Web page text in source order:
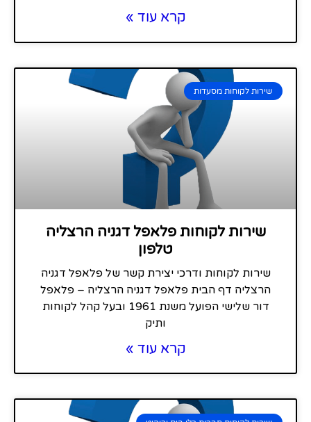
קרא עוד »
שירות לקוחות מסעדות
שירות לקוחות פלאפל דגניה הרצליה
טלפון
שירות לקוחות ודרכי יצירת קשר של פלאפל דגניה
הרצליה דף הבית פלאפל דגניה הרצליה – פלאפל
דור שלישי הפועל משנת 1961 ובעל קהל לקוחות
ותיק
קרא עוד »